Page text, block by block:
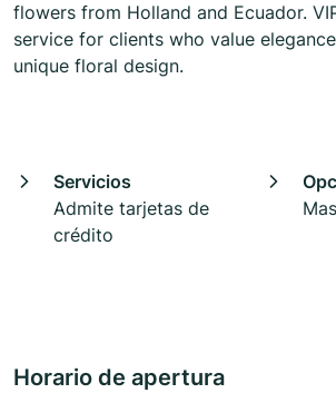
flowers from Holland and Ecuador.
service for clients who value
unique floral design.
Servicios
Admite tarjetas de
crédito
Horario de apertura